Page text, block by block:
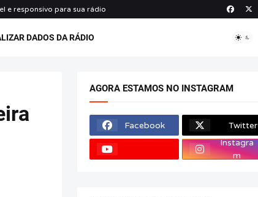
e responsivo para sua rádio
DADOS DA RÁDIO
AGORA ESTAMOS NO INSTAGRAM
Facebook
Twitter
Instagra
m